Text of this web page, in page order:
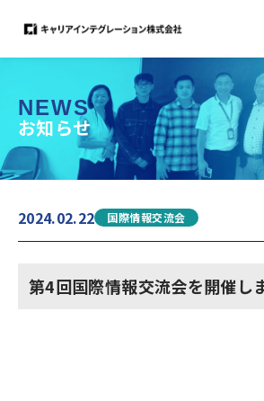
NEWS
お知らせ
2024.02.22 国際情報交流会
第4回国際情報交流会を開催し